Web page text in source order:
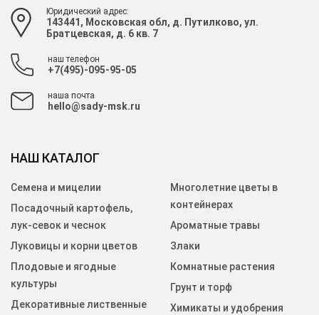
Юридический адрес:
143441, Московская обл, д. Путилково, ул.
Братцевская, д. 6 кв. 7
наш телефон
+7(495)-095-95-05
наша почта
hello@sady-msk.ru
НАШ КАТАЛОГ
Семена и мицелии
Посадочный картофель,
лук-севок и чеснок
Луковицы и корни цветов
Плодовые и ягодные
культуры
Декоративные лиственные
Многолетние цветы в
контейнерах
Ароматные травы
Злаки
Комнатные растения
Грунт и торф
Химикаты и удобрения